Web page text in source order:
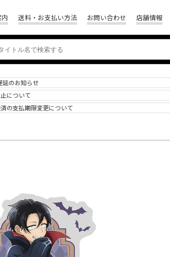
送料・お支払い方法 お問い合わせ 店舗情報
延のお知らせ
について
の支払期限変更について